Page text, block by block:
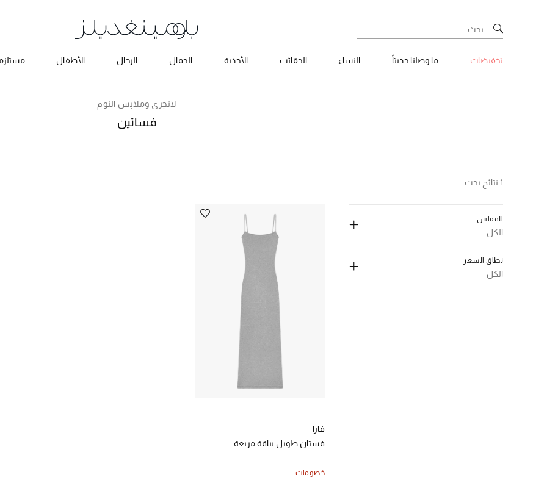
تخفيضات ما وصلنا حديثاً النساء الحقائب الأحذية الجمال الرجال الأطفال
لانجري وملابس النوم
فساتين
1 نتائج بحث
المقاس
الكل
نطاق السعر
الكل
فارا
فستان طويل بياقة مربعة
خصومات